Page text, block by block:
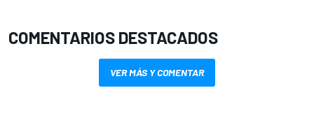
COMENTARIOS DESTACADOS
VER MÁS Y COMENTAR